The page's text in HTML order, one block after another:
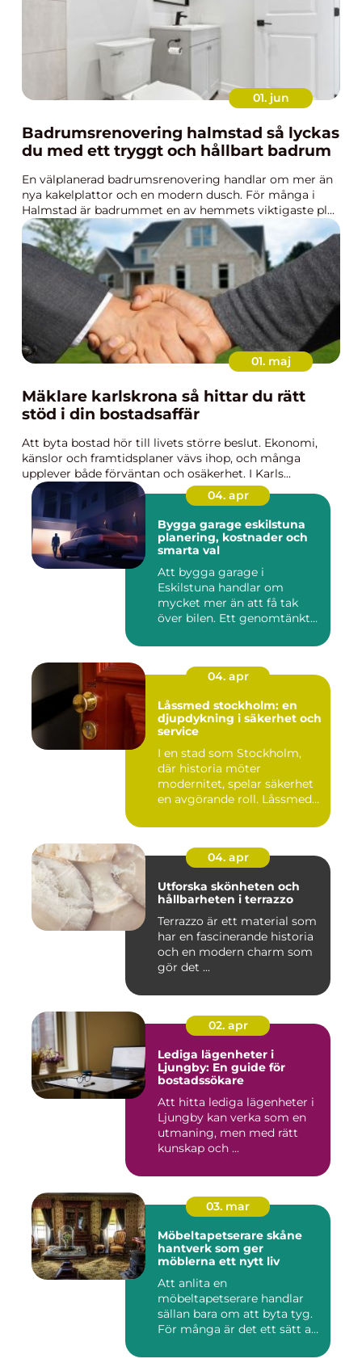
01. jun
Badrumsrenovering halmstad så lyckas
du med ett tryggt och hållbart badrum
En välplanerad badrumsrenovering handlar om mer än
nya kakelplattor och en modern dusch. För många i
Halmstad är badrummet en av hemmets viktigaste pl...
01. maj
Mäklare karlskrona så hittar du rätt
stöd i din bostadsaffär
Att byta bostad hör till livets större beslut. Ekonomi,
känslor och framtidsplaner vävs ihop, och många
upplever både förväntan och osäkerhet. I Karls...
04. apr
Bygga garage eskilstuna
planering, kostnader och
smarta val
Att bygga garage i
Eskilstuna handlar om
mycket mer än att få tak
över bilen. Ett genomtänkt
04. apr
Låssmed stockholm: en
djupdykning i säkerhet och
service
I en stad som Stockholm,
där historia möter
modernitet, spelar säkerhet
en avgörande roll. Låssmed
04. apr
Utforska skönheten och
hållbarheten i terrazzo
Terrazzo är ett material som
har en fascinerande historia
och en modern charm som
gör det ...
02. apr
Lediga lägenheter i
Ljungby: En guide för
bostadssökare
Att hitta lediga lägenheter i
Ljungby kan verka som en
utmaning, men med rätt
kunskap och ...
03. mar
Möbeltapetserare skåne
hantverk som ger
möblerna ett nytt liv
Att anlita en
möbeltapetserare handlar
sällan bara om att byta tyg.
För många är det ett sätt att